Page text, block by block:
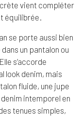
vient compléter
équilibrée.
se porte aussi bien
un pantalon ou
s’accorde
look denim, mais
fluide, une jupe
intemporel en
tenues simples,